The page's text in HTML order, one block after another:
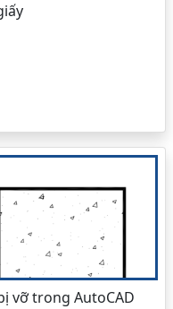
vỡ trong AutoCAD